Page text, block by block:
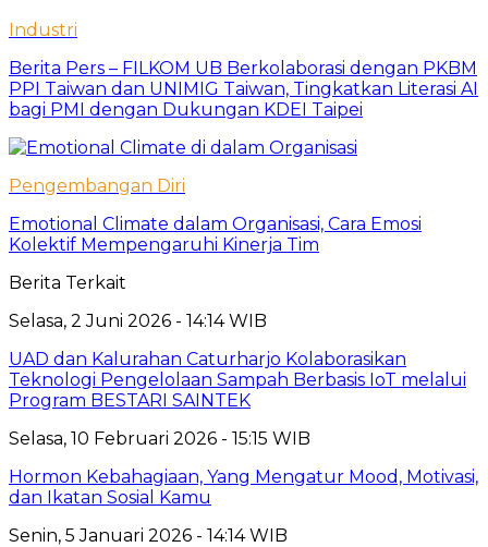
Industri
Berita Pers – FILKOM UB Berkolaborasi dengan PKBM
PPI Taiwan dan UNIMIG Taiwan, Tingkatkan Literasi AI
bagi PMI dengan Dukungan KDEI Taipei
Pengembangan Diri
Emotional Climate dalam Organisasi, Cara Emosi
Kolektif Mempengaruhi Kinerja Tim
Berita Terkait
Selasa, 2 Juni 2026 - 14:14 WIB
UAD dan Kalurahan Caturharjo Kolaborasikan
Teknologi Pengelolaan Sampah Berbasis IoT melalui
Program BESTARI SAINTEK
Selasa, 10 Februari 2026 - 15:15 WIB
Hormon Kebahagiaan, Yang Mengatur Mood, Motivasi,
dan Ikatan Sosial Kamu
Senin, 5 Januari 2026 - 14:14 WIB